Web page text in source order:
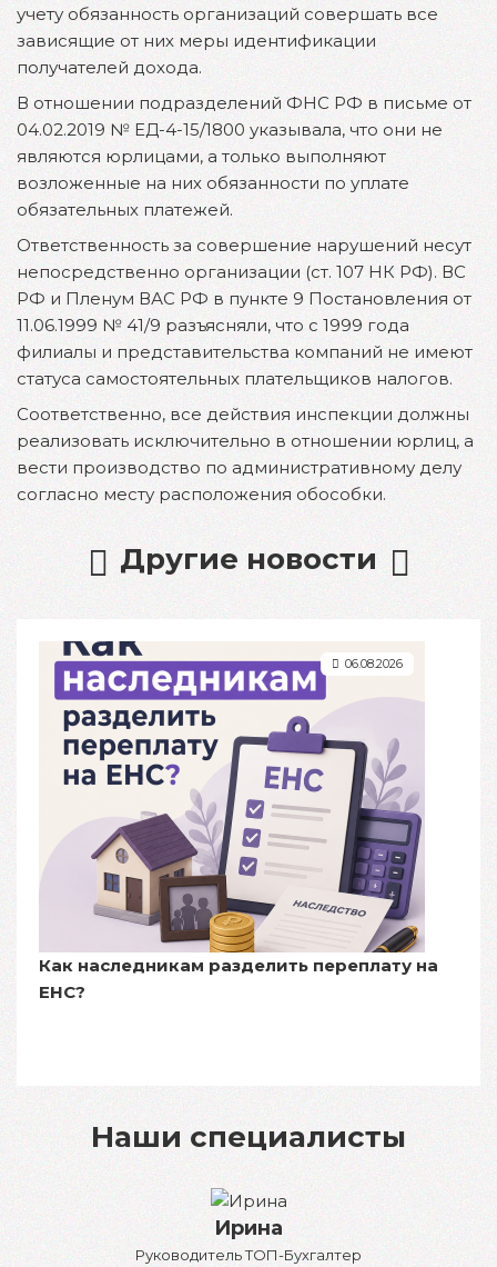
учету обязанность организаций совершать все
зависящие от них меры идентификации
получателей дохода.
В отношении подразделений ФНС РФ в письме от
04.02.2019 № ЕД-4-15/1800 указывала, что они не
являются юрлицами, а только выполняют
возложенные на них обязанности по уплате
обязательных платежей.
Ответственность за совершение нарушений несут
непосредственно организации (ст. 107 НК РФ). ВС
РФ и Пленум ВАС РФ в пункте 9 Постановления от
11.06.1999 № 41/9 разъясняли, что с 1999 года
филиалы и представительства компаний не имеют
статуса самостоятельных плательщиков налогов.
Соответственно, все действия инспекции должны
реализовать исключительно в отношении юрлиц, а
вести производство по административному делу
согласно месту расположения обособки.
Другие новости
06.08.2026
Как наследникам разделить переплату на
ЕНС?
Наши специалисты
Ирина
Руководитель ТОП-Бухгалтер